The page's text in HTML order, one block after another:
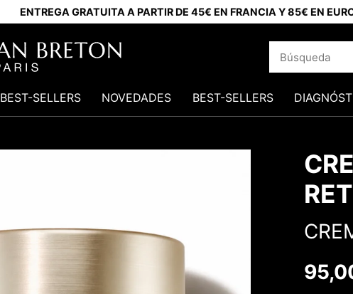
ENTREGA GRATUITA A PARTIR DE 45€ EN FRANCIA Y 85€ EN
BEST-SELLERS NOVEDADES BEST-SELLERS